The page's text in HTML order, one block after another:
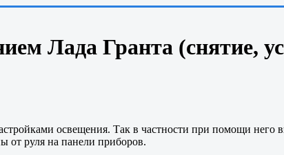
Лада Гранта (снятие,
освещения. Так в частности при помощи
от руля на панели приборов.